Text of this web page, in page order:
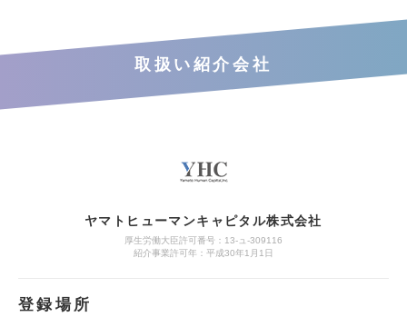
取扱い紹介会社
ヤマトヒューマンキャピタル株式会社
厚生労働大臣許可番号：13-ュ-309116
紹介事業許可年：平成30年1月1日
登録場所